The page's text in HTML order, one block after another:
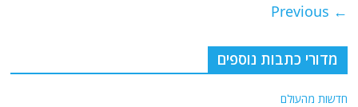
← Previous
מדורי כתבות נוספים
חדשות מהעולם